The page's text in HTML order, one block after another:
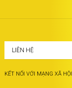
LIÊN HỆ
KẾT NỐI VỚI MẠNG XÃ HỘI